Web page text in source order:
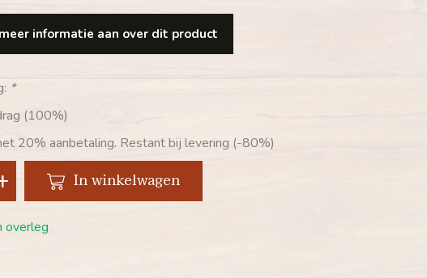
informatie aan over dit product
*
(100%)
20% aanbetaling. Restant bij levering (-80%)
In winkelwagen
overleg